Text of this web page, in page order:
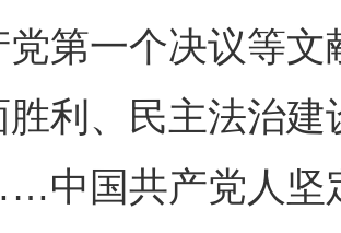
党第一个决议等
胜利、民主法治
中国共产党人坚